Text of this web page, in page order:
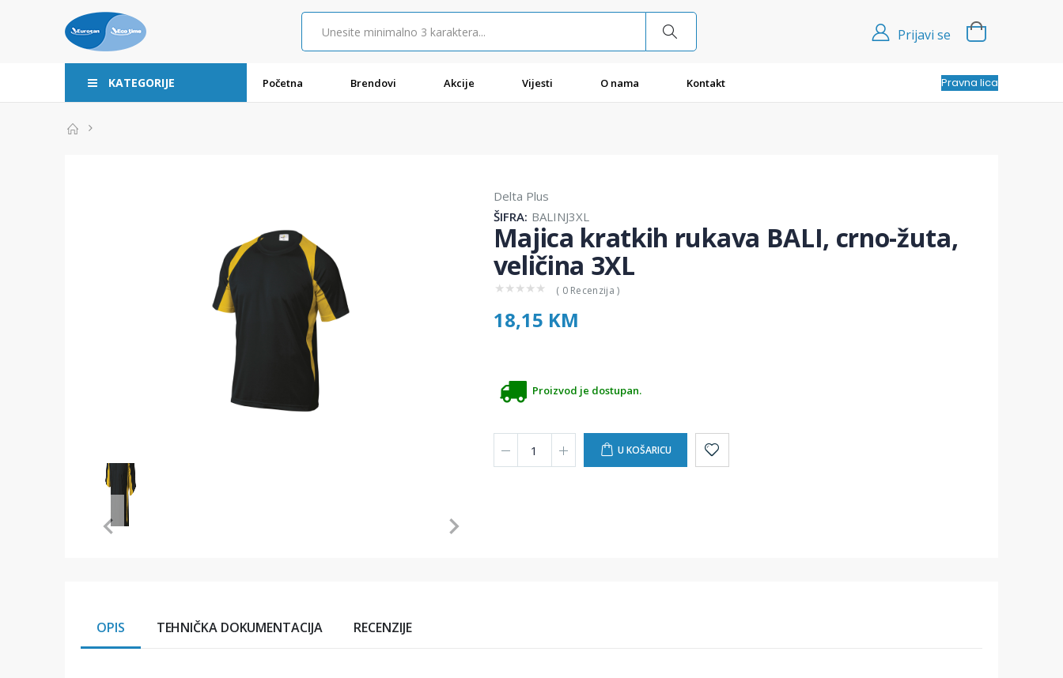
Prijavi se
KATEGORIJE Početna Brendovi Akcije Vijesti O nama Kontakt Pravna lica
Item
Delta Plus
ŠIFRA: BALINJ3XL
Majica kratkih rukava BALI, crno-žuta,
veličina 3XL
★ ★ ★ ★ ★ ( 0 Recenzija )
18,15 KM
Proizvod je dostupan.
U KOŠARICU
OPIS TEHNIČKA DOKUMENTACIJA RECENZIJE